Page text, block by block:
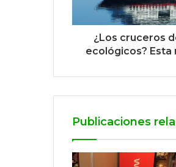
¿Los cruceros
ecológicos? Esta
Publicaciones